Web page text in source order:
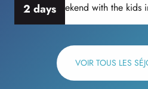
2 days
Winter weekend with the kids
VOIR TOUS LES